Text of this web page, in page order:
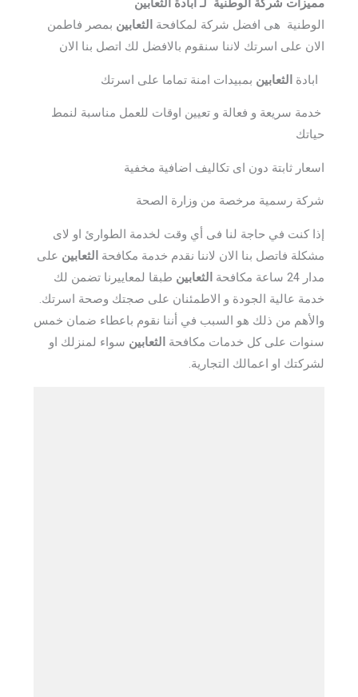
مميزات شركة الوطنية لـ ابادة الثعابين
الوطنية هى افضل شركة لمكافحة الثعابين بمصر فاطمن
الان على اسرتك لاننا سنقوم بالافضل لك اتصل بنا الان
ابادة الثعابين بمبيدات امنة تماما على اسرتك
خدمة سريعة و فعالة و تعيين اوقات للعمل مناسبة لنمط
حياتك
اسعار ثابتة دون اى تكاليف اضافية مخفية
شركة رسمية مرخصة من وزارة الصحة
إذا كنت في حاجة لنا فى أي وقت لخدمة الطوارئ او لاى
مشكلة فاتصل بنا الان لاننا نقدم خدمة مكافحة الثعابين على
مدار 24 ساعة مكافحة
الثعابين طبقا لمعاييرنا تضمن لك
خدمة عالية الجودة و الاطمئنان على صجتك وصحة اسرتك.
والأهم من ذلك هو السبب في أننا نقوم باعطاء ضمان خمس
سنوات على كل خدمات مكافحة الثعابين سواء لمنزلك او
لشركتك او اعمالك التجارية.